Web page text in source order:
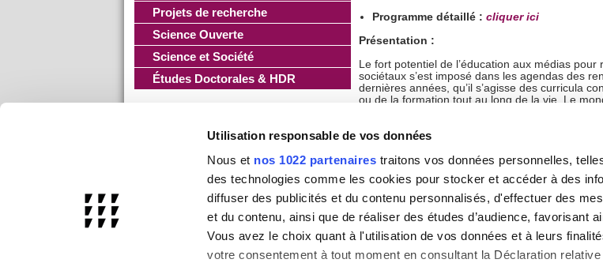
Utilisation responsable de vos données
Nous et nos 1022 partenaires traitons vos données personnelles,
des technologies comme les cookies pour stocker et accéder à des
diffuser des publicités et du contenu personnalisés, d'effectuer des
et du contenu, ainsi que de réaliser des études d’audience, favorisant
Vous avez le choix quant à l'utilisation de vos données et à leurs
votre consentement à tout moment en consultant la Déclaration
Projets de recherche
Science Ouverte
Science et Société
Études Doctorales & HDR
Programme détaillé : cliquer ici
Présentation :
Le fort potentiel de l’éducation aux médias
sociétaux s’est imposé dans les agendas des
dernières années, qu’il s’agisse des curricula
ou de la formation tout au long de la vie. Le
posant ainsi des enjeux citoyens et plus
comme en Afrique...
Type : Colloque /
Lieu(x) :